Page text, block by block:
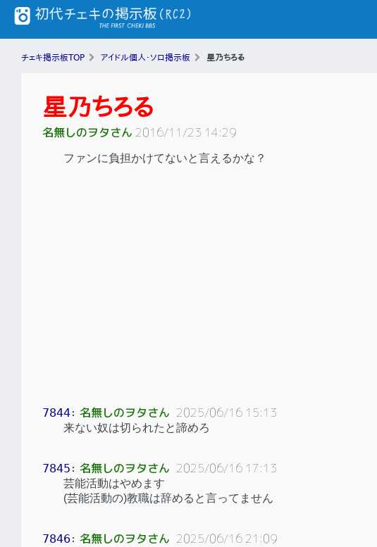
チェキ掲示板TOP アイドル個人・ソロ掲示板 星乃ちろる
星乃ちろる
名無しのヲタさん 2016/11/23 14:29
ファンに負担かけてないと言えるかな？
7844： 名無しのヲタさん 2025/06/16 15:13
来ない奴は切られたと諦めろ
7845 ： 名無しのヲタさん 2025/06/16 17:13
芸能活動はやめます
(芸能活動の)教職は辞めると言ってません
7846： 名無しのヲタさん 2025/06/16 21:09